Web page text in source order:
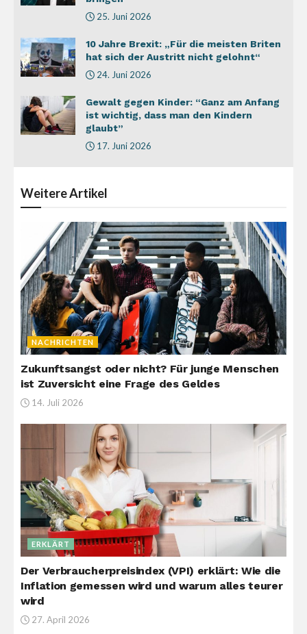
25. Juni 2026
10 Jahre Brexit: „Für die meisten Briten
hat sich der Austritt nicht gelohnt“
24. Juni 2026
Gewalt gegen Kinder: “Ganz am Anfang
ist wichtig, dass man den Kindern
glaubt”
17. Juni 2026
WeitereArtikel
NACHRICHTEN
Zukunftsangst oder nicht? Für junge Menschen
ist Zuversicht eine Frage des Geldes
14. Juli 2026
ERKLÄRT
Der Verbraucherpreisindex (VPI) erklärt: Wie die
Inflation gemessen wird und warum alles teurer
wird
27. April 2026